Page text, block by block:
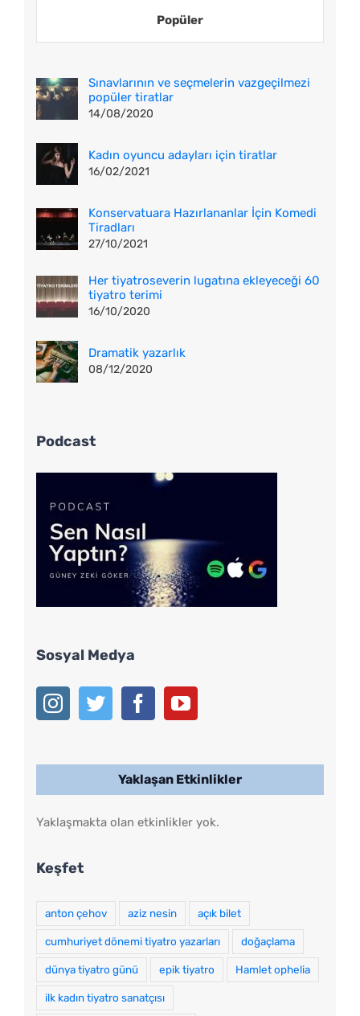
Popüler
Sınavlarının ve seçmelerin vazgeçilmezi
popüler tiratlar
14/08/2020
Kadın oyuncu adayları için tiratlar
16/02/2021
Konservatuara Hazırlananlar İçin Komedi
Tiradları
27/10/2021
Her tiyatroseverin lugatına ekleyeceği 60
tiyatro terimi
16/10/2020
Dramatik yazarlık
08/12/2020
Podcast
Sosyal Medya
Yaklaşan Etkinlikler
Yaklaşmakta olan etkinlikler yok.
Keşfet
anton çehov aziz nesin açık bilet
cumhuriyet dönemi tiyatro yazarları doğaçlama
dünya tiyatro günü epik tiyatro Hamlet ophelia
ilk kadın tiyatro sanatçısı